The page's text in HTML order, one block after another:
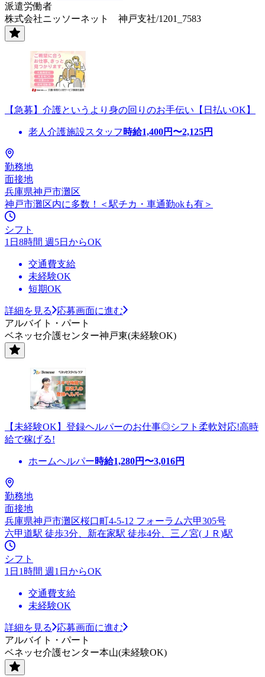
派遣労働者
株式会社ニッソーネット 神戸支社/1201_7583
【急募】介護というより身の回りのお手伝い【日払いOK】
老人介護施設スタッフ 時給1,400円〜2,125円
勤務地
面接地
兵庫県神戸市灘区
神戸市灘区内に多数！＜駅チカ・車通勤okも有＞
シフト
1日8時間 週5日からOK
交通費支給
未経験OK
短期OK
詳細を見る
応募画面に進む
アルバイト・パート
ベネッセ介護センター神戸東(未経験OK)
【未経験OK】登録ヘルパーのお仕事◎シフト柔軟対応!高時
給で稼げる!
ホームヘルパー時給1,280円〜3,016円
勤務地
面接地
兵庫県神戸市灘区桜口町4-5-12 フォーラム六甲305号
六甲道駅 徒歩3分、新在家駅 徒歩4分、三ノ宮(ＪＲ)駅
シフト
1日1時間 週1日からOK
交通費支給
未経験OK
詳細を見る
応募画面に進む
アルバイト・パート
ベネッセ介護センター本山(未経験OK)